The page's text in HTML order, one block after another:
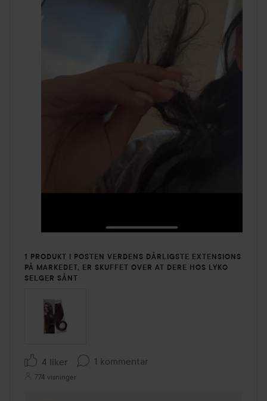
1 PRODUKT I POSTEN VERDENS DÅRLIGSTE EXTENSIONS
PÅ MARKEDET, ER SKUFFET OVER AT DERE HOS LYKO
SELGER SÅNT
4 liker 1 kommentar
774 visninger